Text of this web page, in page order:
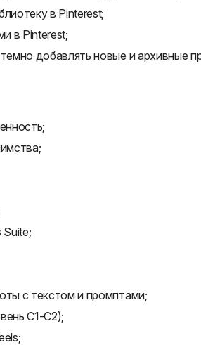
в Pinterest;
в Pinterest;
добавлять новые и архивные
Suite;
с текстом и промптами;
C1-C2);